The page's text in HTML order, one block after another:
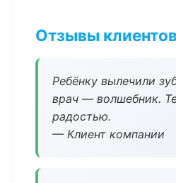
Отзывы клиентов
Ребёнку вылечили
врач — волшебник.
радостью.
— Клиент компании